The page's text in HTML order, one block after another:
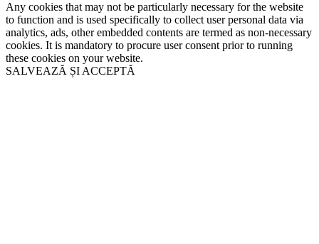
Any cookies that may not be particularly necessary for the website
to function and is used specifically to collect user personal data via
analytics, ads, other embedded contents are termed as non-necessary
cookies. It is mandatory to procure user consent prior to running
these cookies on your website.
SALVEAZĂ ȘI ACCEPTĂ